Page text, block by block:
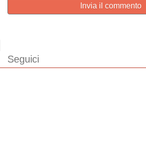
Invia il commento
Seguici